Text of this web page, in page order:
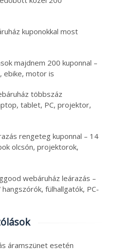
kuponokkal most
majdnem 200 kuponnal –
ebike, motor is
többszáz
tablet, PC, projektor,
rengeteg kuponnal – 14
olcsón, projektorok,
webáruház leárazás –
fülhallgatók, PC-
áramszünet esetén